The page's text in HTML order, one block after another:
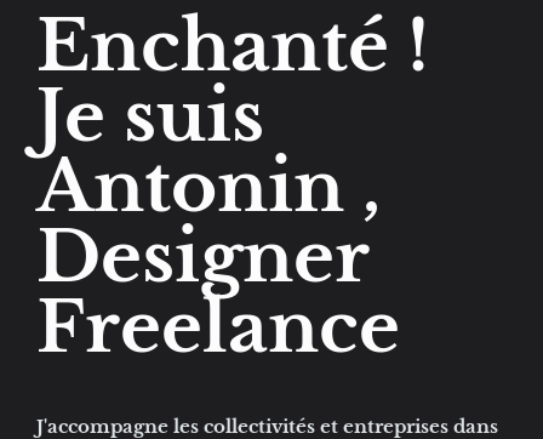
Enchanté !
Je suis
Antonin ,
Designer
Freelance
J'accompagne les collectivités et entreprises dans